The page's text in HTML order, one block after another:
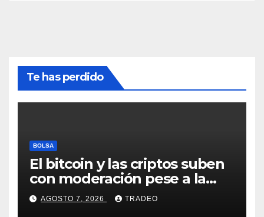
Te has perdido
BOLSA
El bitcoin y las criptos suben
con moderación pese a la
incertidumbre en Oriente
Medio
AGOSTO 7, 2026 TRADEO